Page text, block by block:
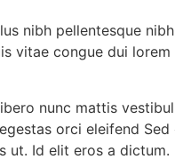
nibh pellentesque
vitae congue dui
nunc mattis
orci eleifend
ut. Id elit eros a dictum.